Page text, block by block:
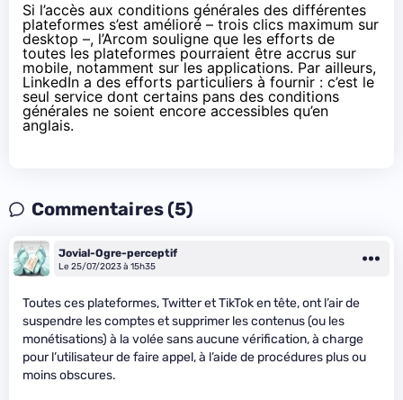
Si l’accès aux conditions générales des différentes
plateformes s’est amélioré – trois clics maximum sur
desktop –, l’Arcom souligne que les efforts de
toutes les plateformes pourraient être accrus sur
mobile, notamment sur les applications. Par ailleurs,
LinkedIn a des efforts particuliers à fournir : c’est le
seul service dont certains pans des conditions
générales ne soient encore accessibles qu’en
anglais.
Commentaires (5)
Jovial-Ogre-perceptif
Le 25/07/2023 à 15h35
Toutes ces plateformes, Twitter et TikTok en tête, ont l’air de
suspendre les comptes et supprimer les contenus (ou les
monétisations) à la volée sans aucune vérification, à charge
pour l’utilisateur de faire appel, à l’aide de procédures plus ou
moins obscures.